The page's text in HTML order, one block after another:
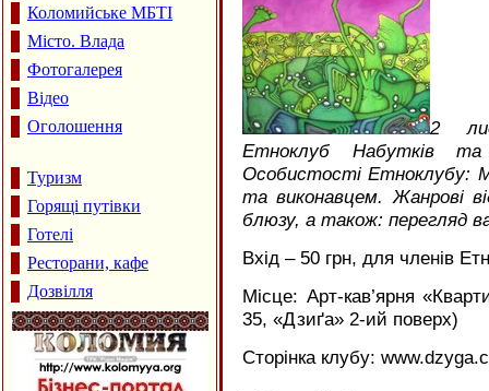
Коломийське МБТІ
Місто. Влада
Фотогалерея
Відео
Оголошення
Туризм
Горящі путівки
Готелі
Ресторани, кафе
Дозвілля
2
Етноклуб Набутків
Особистості Етноклубу:
та виконавцем. Жанрові
блюзу, а також: перегляд
Вхід – 50 грн, для членів
Місце: Арт-кав’ярня
35, «Дзиґа» 2-ий поверх)
Сторінка клубу: